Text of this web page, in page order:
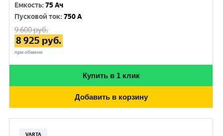
Емкость:75 Ач
Пусковой ток:750 A
9 600руб.
8 925 руб.
при обмене
Купить в 1 клик
Добавить в корзину
VARTA